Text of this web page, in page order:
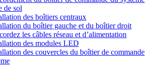
de sol
des boîtiers centraux
du boîtier gauche et du boîtier droit
les câbles réseau et d’alimentation
des modules LED
des couvercles du boîtier de commande